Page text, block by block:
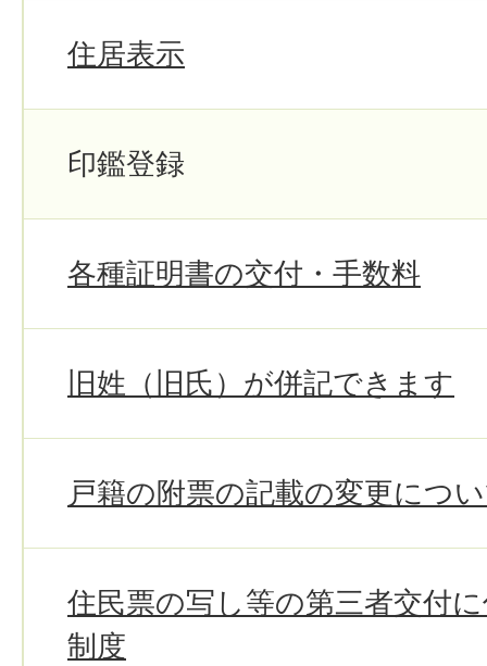
住居表示
印鑑登録
各種証明書の交付・手数料
旧姓（旧氏）が併記できます
戸籍の附票の記載の変更につ
住民票の写し等の第三者交付
制度